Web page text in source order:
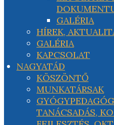
GALÉRIA
HÍREK,
GALÉRIA
KAPCSOLAT
NAGYATÁD
KÖSZÖNTŐ
MUNKATÁRSAK
TANÁCSADÁS,